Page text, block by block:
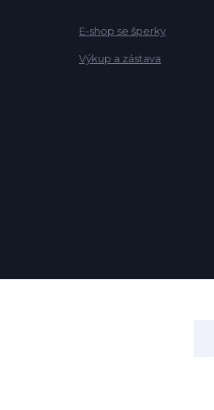
E-shop se šperky
Výkup a zástava